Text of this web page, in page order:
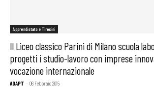
Apprendistato e Tirocini
Il Liceo classico Parini di Milano scuola
progetti i studio-lavoro con imprese
vocazione internazionale
ADAPT - 06 Febbraio 2015